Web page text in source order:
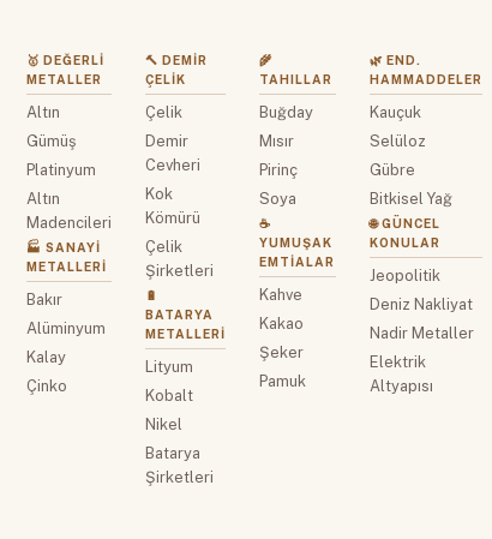
🥇 DEĞERLI
METALLER
Altın
Gümüş
Platinyum
Altın
Madencileri
🏭 SANAYI
METALLERI
Bakır
Alüminyum
Kalay
Çinko
🔨 DEMIR
ÇELIK
Çelik
Demir
Cevheri
Kok
Kömürü
Çelik
Şirketleri
🔋
BATARYA
METALLERI
Lityum
Kobalt
Nikel
Batarya
Şirketleri
🌾
TAHILLAR
Buğday
Mısır
Pirinç
Soya
☕
YUMUŞAK
EMTIALAR
Kahve
Kakao
Şeker
Pamuk
🌿 END.
HAMMADDELER
Kauçuk
Selüloz
Gübre
Bitkisel Yağ
🌐 GÜNCEL
KONULAR
Jeopolitik
Deniz Nakliyat
Nadir Metaller
Elektrik
Altyapısı